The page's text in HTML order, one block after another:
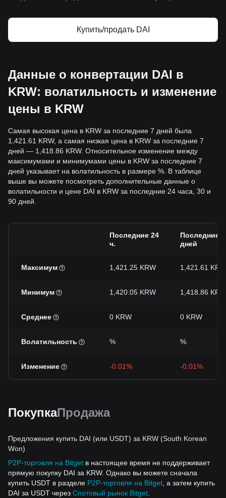
Купить/продать DAI
Данные о конвертации DAI в
KRW: волатильность и изменение
цены в KRW
Самая высокая цена в KRW за последние 7 дней была
1,421.61 KRW, а самая низкая цена в KRW за последние 7
дней — 1,418.86 KRW. Относительное изменение между
максимумами и минимумами цены в KRW за последние 7
дней указывает на волатильность в размере %. В таблице
выше вы можете посмотреть дополнительные данные о
волатильности и цене DAI в KRW за последние 24 часа, 30 и
90 дней.
Последние 24
ч.
Последние 7
дней
Максимум 1,421.25 KRW 1,421.61 KRW
Минимум 1,420.05 KRW 1,418.86 KRW
Среднее 0 KRW 0 KRW
Волатильность % %
Изменение -0.01% -0.01%
ПокупкаПродажа
Предложения купить DAI (или USDT) за KRW (South Korean
Won)
P2P-торговля на Bitget в настоящее время не поддерживает
прямую покупку DAI за KRW. Однако вы можете сначала
купить USDT в разделе P2P-торговля на Bitget , а затем купить
DAI за USDT через Спотовый рынок Bitget